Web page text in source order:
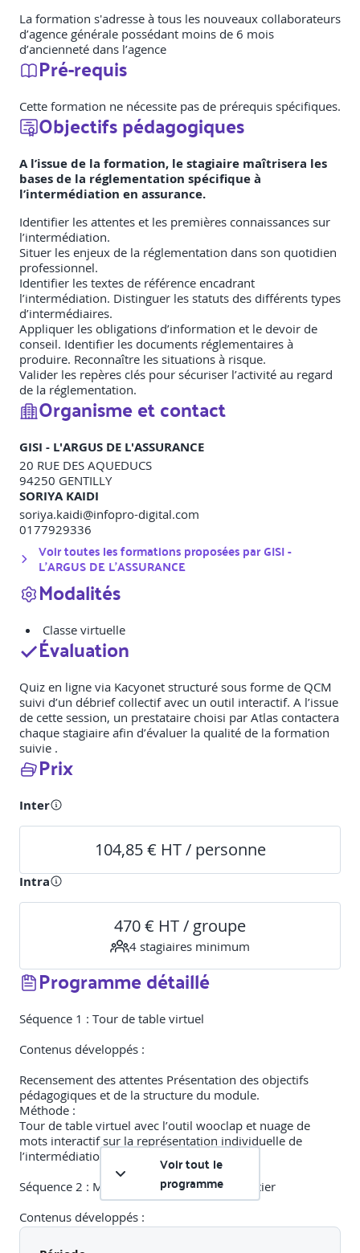
La formation s'adresse à tous les nouveaux collaborateurs
d’agence générale possédant moins de 6 mois
d’ancienneté dans l’agence
Pré-requis
Cette formation ne nécessite pas de prérequis spécifiques.
Objectifs pédagogiques
A l’issue de la formation, le stagiaire maîtrisera les
bases de la réglementation spécifique à
l’intermédiation en assurance.
Identifier les attentes et les premières connaissances sur
l’intermédiation.
Situer les enjeux de la réglementation dans son quotidien
professionnel.
Identifier les textes de référence encadrant
l’intermédiation. Distinguer les statuts des différents types
d’intermédiaires.
Appliquer les obligations d’information et le devoir de
conseil. Identifier les documents réglementaires à
produire. Reconnaître les situations à risque.
Valider les repères clés pour sécuriser l’activité au regard
de la réglementation.
Organisme et contact
GISI - L'ARGUS DE L'ASSURANCE
20 RUE DES AQUEDUCS
94250 GENTILLY
SORIYA KAIDI
soriya.kaidi@infopro-digital.com
0177929336
Voir toutes les formations proposées parGISI -
L'ARGUS DE L'ASSURANCE
Modalités
Classe virtuelle
Évaluation
Quiz en ligne via Kacyonet structuré sous forme de QCM
suivi d’un débrief collectif avec un outil interactif. A l’issue
de cette session, un prestataire choisi par Atlas contactera
chaque stagiaire afin d’évaluer la qualité de la formation
suivie .
Prix
Inter
104,85 € HT / personne
Intra
470 € HT / groupe
4 stagiaires minimum
Programme détaillé
Séquence 1 : Tour de table virtuel
Contenus développés :
Recensement des attentes Présentation des objectifs
pédagogiques et de la structure du module.
Méthode :
Tour de table virtuel avec l’outil wooclap et nuage de
mots interactif sur la représentation individuelle de
l’intermédiation. Mise en commun.
Séquence 2 : Mise en perspective sur le métier
Contenus développés :
Perceptions des obligations réglementaires.
Quels sont les enjeux Méthode :
Voir tout le
programme